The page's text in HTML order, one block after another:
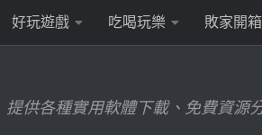
好玩遊戲 吃喝玩樂 敗家開箱
提供各種實用軟體下載、免費資源